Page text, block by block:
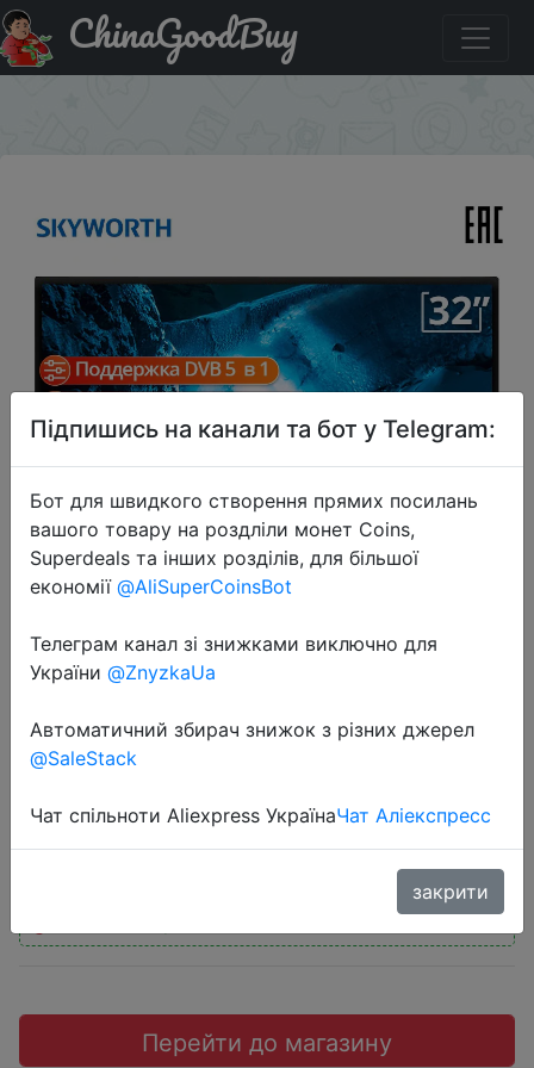
Купити по знижці ALMAMATER500 Телевизор LED 32''
Skyworth 32W4 HD TV Оригинал
ChinaGoodBuy
2020-08-03
HD TV Оригинал
$18.15
Перейти до магазину
Підпишись на канали та бот у Telegram:
Бот для швидкого створення прямих посилань
вашого товару на роздліли монет Coins,
Superdeals та інших розділів, для більшої
економії @AliSuperCoinsBot
Телеграм канал зі знижками виключно для
України @ZnyzkaUa
Автоматичний збирач знижок з різних джерел
@SaleStack
Чат спільноти Aliexpress УкраїнаЧат Аліекспресс
закрити